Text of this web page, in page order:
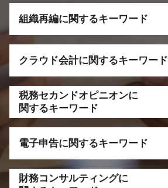
相続税 二次相続
税理士 栃木 相続税
相続税 配偶者控除
事業承継税制 注意点
事業承継税制 特徴
事業承継 税理士
自社株 評価
税理士 千代田区 事業承継
M&A 事業承継
事業承継 検討すべきケース
組織再編に関するキーワード
税理士 千葉 組織再編
子会社化 メリット
会社分割 適格要件
組織再編 税理士 相談
クラウド会計に関するキーワード
クラウド会計 税理士 神奈川
クラウド会計 税理士 千代田区
税理士 相談 クラウド会計
クラウド会計 税理士 サポート
税務セカンドオピニオンに
関するキーワード
セカンドオピニオン 注意点
セカンドオピニオン メリット
税理士 セカンドオピニオン 相談
電子申告に関するキーワード
e-tax デメリット
財務コンサルティングに